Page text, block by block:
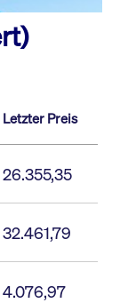
Letzter Preis
26.355,35
32.461,79
4.076,97